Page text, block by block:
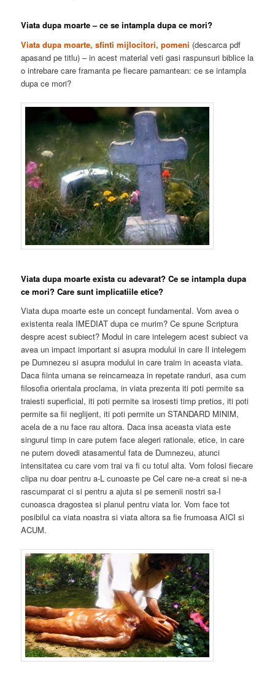
Viata dupa moarte – ce se intampla dupa ce mori?
Viata dupa moarte, sfinti mijlocitori, pomeni (descarca pdf
apasand pe titlu) – in acest material veti gasi raspunsuri biblice la
o intrebare care framanta pe fiecare pamantean: ce se intampla
dupa ce mori?
Viata dupa moarte exista cu adevarat? Ce se intampla dupa
ce mori? Care sunt implicatiile etice?
Viata dupa moarte este un concept fundamental. Vom avea o
existenta reala IMEDIAT dupa ce murim? Ce spune Scriptura
despre acest subiect? Modul in care intelegem acest subiect va
avea un impact important si asupra modului in care Il intelegem
pe Dumnezeu si asupra modului in care traim in aceasta viata.
Daca fiinta umana se reincarneaza in repetate randuri, asa cum
filosofia orientala proclama, in viata prezenta iti poti permite sa
traiesti superficial, iti poti permite sa irosesti timp pretios, iti poti
permite sa fii neglijent, iti poti permite un STANDARD MINIM,
acela de a nu face rau altora. Daca insa aceasta viata este
singurul timp in care putem face alegeri rationale, etice, in care
ne putem dovedi atasamentul fata de Dumnezeu, atunci
intensitatea cu care vom trai va fi cu totul alta. Vom folosi fiecare
clipa nu doar pentru a-L cunoaste pe Cel care ne-a creat si ne-a
rascumparat ci si pentru a ajuta si pe semenii nostri sa-I
cunoasca dragostea si planul pentru viata lor. Vom face tot
posibilul ca viata noastra si viata altora sa fie frumoasa AICI si
ACUM.